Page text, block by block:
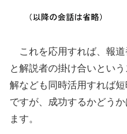
これを応用すれば、報道
と解説者の掛け合いとい
解なども同時活用すれば
ですが、成功するかどう
ます。